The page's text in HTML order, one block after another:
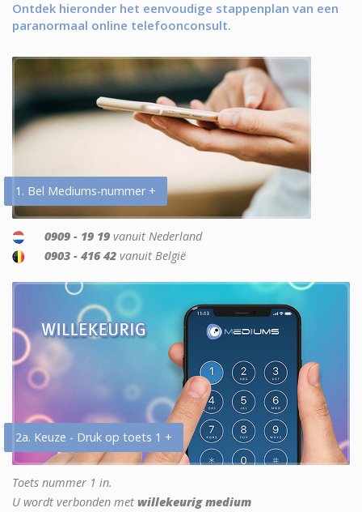
Ontdek hieronder het eenvoudige stappenplan van een
paranormaal online telefoonconsult.
1. Bel Mediums-nummer +
0909 - 19 19 vanuit Nederland
0903 - 416 42 vanuit België
2a. Keuze - Druk op toets 1 +
Toets nummer 1 in.
U wordt verbonden met willekeurig medium